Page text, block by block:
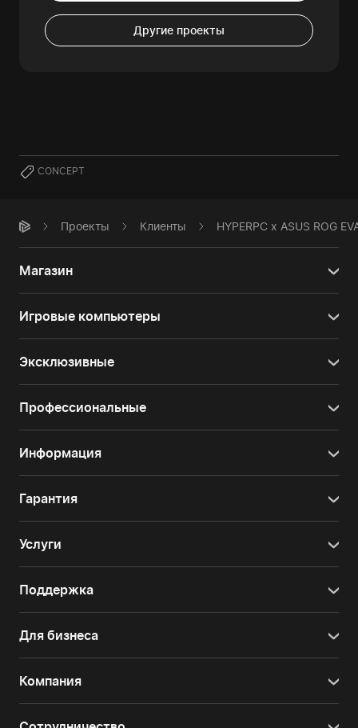
Другие проекты
CONCEPT
Проекты Клиенты HYPERPC x ASUS ROG
Магазин
Игровые компьютеры
Эксклюзивные
Профессиональные
Информация
Гарантия
Услуги
Поддержка
Для бизнеса
Компания